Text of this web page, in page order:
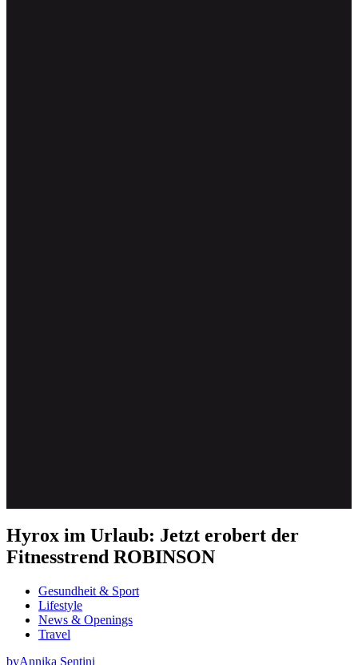
Hyrox im Urlaub: Jetzt erobert der
Fitnesstrend ROBINSON
Gesundheit & Sport
Lifestyle
News & Openings
Travel
byAnnika Sentini